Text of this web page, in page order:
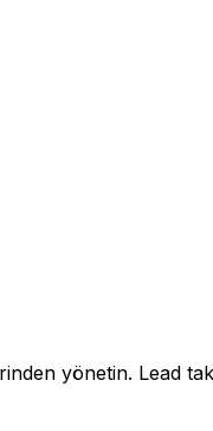
yönetin. Lead